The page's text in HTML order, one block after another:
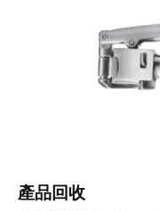
產品回收